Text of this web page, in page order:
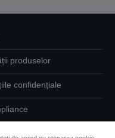
produselor
confidențiale